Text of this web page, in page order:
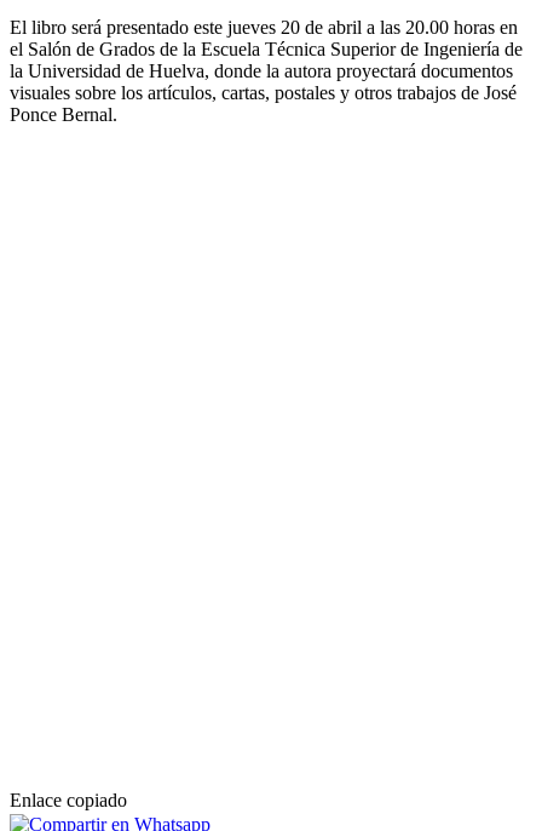
El libro será presentado este jueves 20 de abril a las 20.00 horas en
el Salón de Grados de la Escuela Técnica Superior de Ingeniería de
la Universidad de Huelva, donde la autora proyectará documentos
visuales sobre los artículos, cartas, postales y otros trabajos de José
Ponce Bernal.
Enlace copiado